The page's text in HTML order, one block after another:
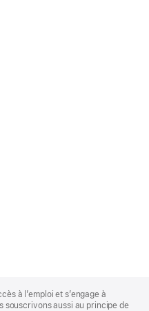
à l’emploi et s’engage à
souscrivons aussi au principe de